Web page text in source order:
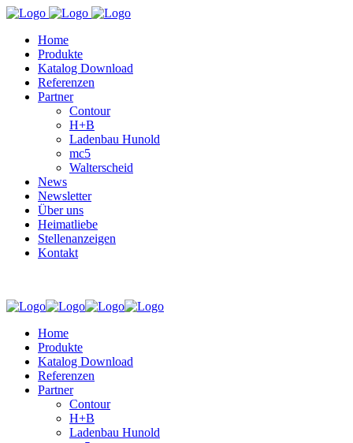
Home
Produkte
Katalog Download
Referenzen
Partner
Contour
H+B
Ladenbau Hunold
mc5
Walterscheid
News
Newsletter
Über uns
Heimatliebe
Stellenanzeigen
Kontakt
Home
Produkte
Katalog Download
Referenzen
Partner
Contour
H+B
Ladenbau Hunold